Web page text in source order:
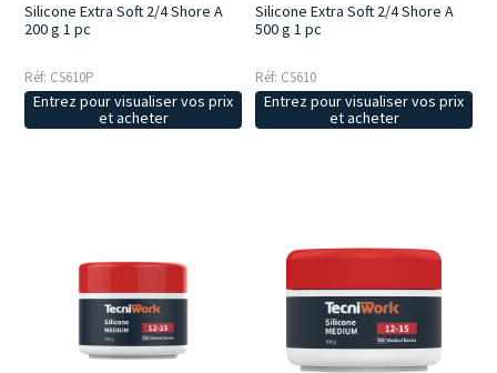
Silicone Extra Soft 2/4 Shore A
200 g 1 pc
Réf: CS610P
Entrez pour visualiser vos prix
et acheter
Silicone Extra Soft 2/4 Shore A
500 g 1 pc
Réf: CS610
Entrez pour visualiser vos prix
et acheter